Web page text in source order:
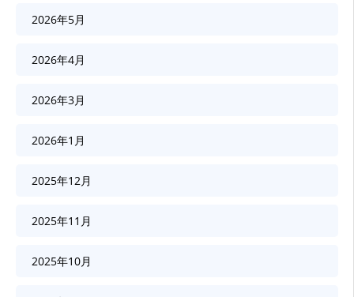
2026年5月
2026年4月
2026年3月
2026年1月
2025年12月
2025年11月
2025年10月